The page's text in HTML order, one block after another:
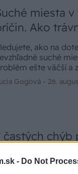
- Do Not
miesta
Ako
ako na
suché
ešte väčší a
sa pokúste
trávnika s
Gogová - 26.
častých chýb